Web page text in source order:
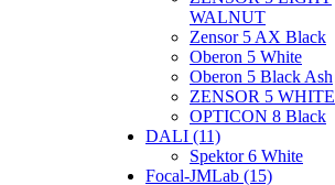
WALNUT
Zensor 5 AX Black
Oberon 5 White
Oberon 5 Black Ash
ZENSOR 5 WHITE
OPTICON 8 Black
DALI (11)
Spektor 6 White
Focal-JMLab (15)